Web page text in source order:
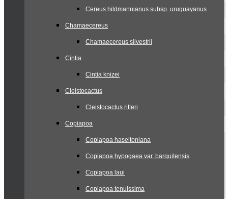
Cereus hildmannianus subsp. uruguayanus
Chamaecereus
Chamaecereus silvestrii
Cintia
Cintia knizei
Cleistocactus
Cleistocactus ritteri
Copiapoa
Copiapoa haseltoniana
Copiapoa hypogaea var. barquitensis
Copiapoa laui
Copiapoa tenuissima